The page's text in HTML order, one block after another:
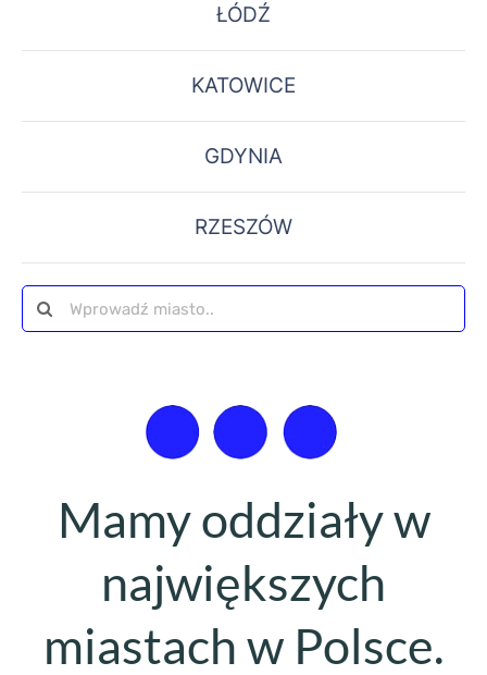
ŁÓDŹ
KATOWICE
GDYNIA
RZESZÓW
Szukaj
Mamy oddziały w
największych
miastach w Polsce.